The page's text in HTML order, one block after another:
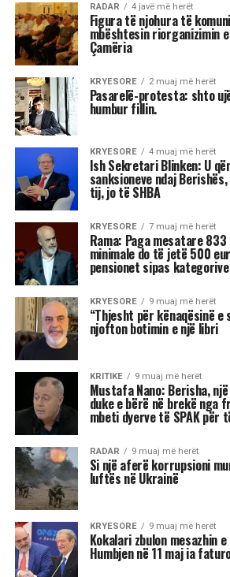
Ish Sekretari Blinken: U
plotësisht sanksioneve
Berishës, ato tregojnë
të SHBA
Ish-Sekretari amerikan i Shtetit,
është pyetur gjatë një
Institute of Politics”, për
Blinken thotë se qëndron
sanksioneve të vendosura nga
Amerikan i Shtetit ndaj Berishës,
se nuk ka asnjë dyshim apo
vendim.
Pyetja u drejtua nga shtetasi
Semanjaku, i cili duke rikujtuar
administratës së mëparshme
shpalljen “non grata” të
Blinken e cilësoi kryeministrin
të shquar” gjatë një vizite në